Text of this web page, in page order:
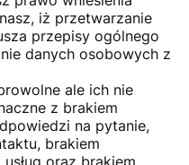
iż przetwarzanie
przepisy ogólnego
danych osobowych z
ale ich nie
z brakiem
na pytanie,
brakiem
oraz brakiem